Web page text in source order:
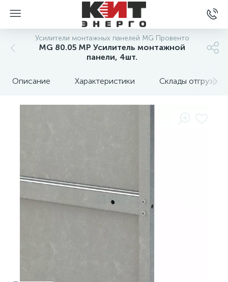
Усилители монтажных панелей MG Провенто
MG 80.05 MP Усилитель монтажной
панели, 4шт.
Описание Характеристики Склады отгрузок